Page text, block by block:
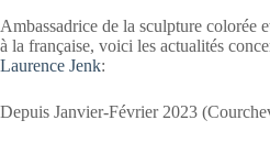
Ambassadrice de la sculpture colorée
à la française, voici les actualités
Laurence Jenk:
Depuis Janvier-Février 2023